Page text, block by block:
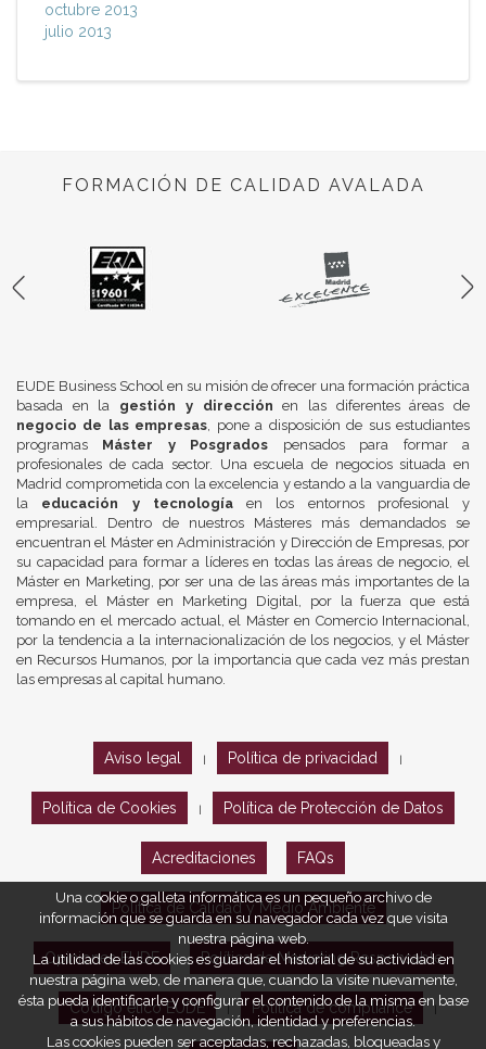
octubre 2013
julio 2013
FORMACIÓN DE CALIDAD AVALADA
EUDE Business School en su misión de ofrecer una formación práctica
basada en la gestión y dirección en las diferentes áreas de
negocio de las empresas, pone a disposición de sus estudiantes
programas Máster y Posgrados pensados para formar a
profesionales de cada sector. Una escuela de negocios situada en
Madrid comprometida con la excelencia y estando a la vanguardia de
la educación y tecnologíaen los entornos profesional y
empresarial. Dentro de nuestros Másteres más demandados se
encuentran el Máster en Administración y Dirección de Empresas, por
su capacidad para formar a líderes en todas las áreas de negocio, el
Máster en Marketing, por ser una de las áreas más importantes de la
empresa, el Máster en Marketing Digital, por la fuerza que está
tomando en el mercado actual, el Máster en Comercio Internacional,
por la tendencia a la internacionalización de los negocios, y el Máster
en Recursos Humanos, por la importancia que cada vez más prestan
las empresas al capital humano.
Aviso legal Política de privacidad
Política de Cookies Política de Protección de Datos
Acreditaciones FAQs
Política de Calidad y Medio Ambiente
Opiniones EUDE Política de Marketing Responsable
Código ético EUDE Política de compliance
Una cookie o galleta informática es un pequeño archivo de
información que se guarda en su navegador cada vez que visita
nuestra página web.
La utilidad de las cookies es guardar el historial de su actividad en
nuestra página web, de manera que, cuando la visite nuevamente,
ésta pueda identificarle y configurar el contenido de la misma en base
a sus hábitos de navegación, identidad y preferencias.
Las cookies pueden ser aceptadas, rechazadas, bloqueadas y